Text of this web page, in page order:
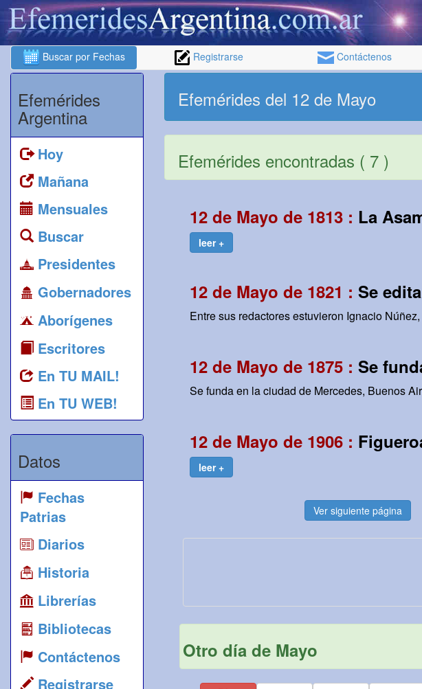
Buscar por Fechas Registrarse Contáctenos
Efemérides
Argentina
Hoy
Mañana
Mensuales
Buscar
Presidentes
Gobernadores
Aborígenes
Escritores
En TU MAIL!
En TU WEB!
Datos
Fechas
Patrias
Diarios
Historia
Librerías
Bibliotecas
Contáctenos
Registrarse
Efemérides del 12 de Mayo
Efemérides encontradas ( 7 )
12 de Mayo de 1813 : La
leer +
12 de Mayo de 1821 : Se
Entre sus redactores estuvieron Ignacio
12 de Mayo de 1875 : Se
Se funda en la ciudad de Mercedes, Buenos
12 de Mayo de 1906 :
leer +
Ver siguiente página
Otro día de Mayo